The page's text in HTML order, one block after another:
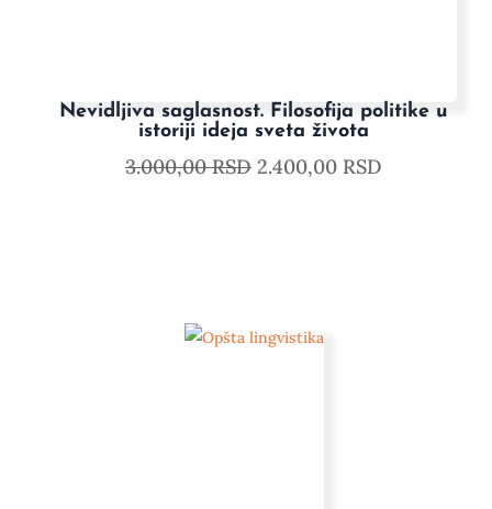
Nevidljiva saglasnost. Filosofija politike u
istoriji ideja sveta života
3.000,00RSD 2.400,00 RSD